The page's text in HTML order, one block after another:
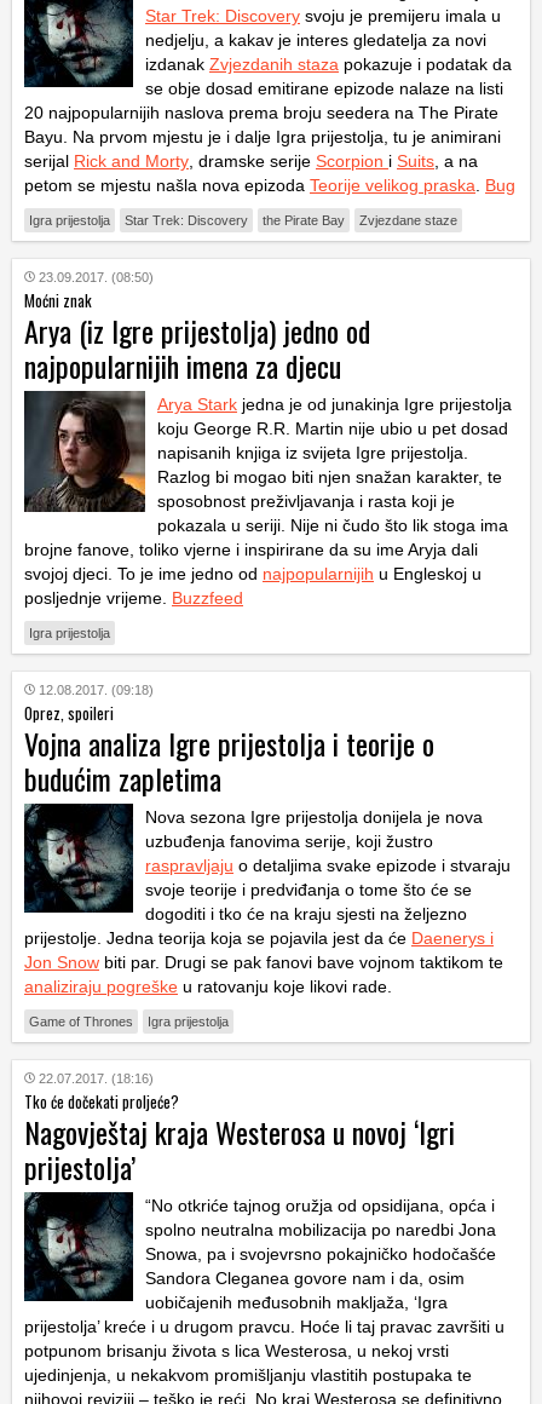
Star Trek: Discovery svoju je premijeru imala u
nedjelju, a kakav je interes gledatelja za novi
izdanak Zvjezdanih staza pokazuje i podatak da
se obje dosad emitirane epizode nalaze na listi
20 najpopularnijih naslova prema broju seedera na The Pirate
Bayu. Na prvom mjestu je i dalje Igra prijestolja, tu je animirani
serijal Rick and Morty , dramske serije Scorpion i Suits , a na
petom se mjestu našla nova epizoda Teorije velikog praska Bug
Igra prijestolja Star Trek: Discovery the Pirate Bay Zvjezdane staze
23.09.2017. (08:50)
Moćni znak
Arya (iz Igre prijestolja) jedno od
najpopularnijih imena za djecu
Arya Stark jedna je od junakinja Igre prijestolja
koju George R.R. Martin nije ubio u pet dosad
napisanih knjiga iz svijeta Igre prijestolja.
Razlog bi mogao biti njen snažan karakter, te
sposobnost preživljavanja i rasta koji je
pokazala u seriji. Nije ni čudo što lik stoga ima
brojne fanove, toliko vjerne i inspirirane da su ime Aryja dali
svojoj djeci. To je ime jedno od najpopularnijih u Engleskoj u
posljednje vrijeme. Buzzfeed
Igra prijestolja
12.08.2017. (09:18)
Oprez, spoileri
Vojna analiza Igre prijestolja i teorije o
budućim zapletima
Nova sezona Igre prijestolja donijela je nova
uzbuđenja fanovima serije, koji žustro
raspravljaju o detaljima svake epizode i stvaraju
svoje teorije i predviđanja o tome što će se
dogoditi i tko će na kraju sjesti na željezno
prijestolje. Jedna teorija koja se pojavila jest da će Daenerys i
Jon Snow biti par. Drugi se pak fanovi bave vojnom taktikom te
analiziraju pogreške u ratovanju koje likovi rade.
Game of Thrones Igra prijestolja
22.07.2017. (18:16)
Tko će dočekati proljeće?
Nagovještaj kraja Westerosa u novoj ‘Igri
prijestolja’
“No otkriće tajnog oružja od opsidijana, opća i
spolno neutralna mobilizacija po naredbi Jona
Snowa, pa i svojevrsno pokajničko hodočašće
Sandora Cleganea govore nam i da, osim
uobičajenih međusobnih makljaža, ‘Igra
prijestolja’ kreće i u drugom pravcu. Hoće li taj pravac završiti u
potpunom brisanju života s lica Westerosa, u nekoj vrsti
ujedinjenja, u nekakvom promišljanju vlastitih postupaka te
njihovoj reviziji – teško je reći. No kraj Westerosa se definitivno